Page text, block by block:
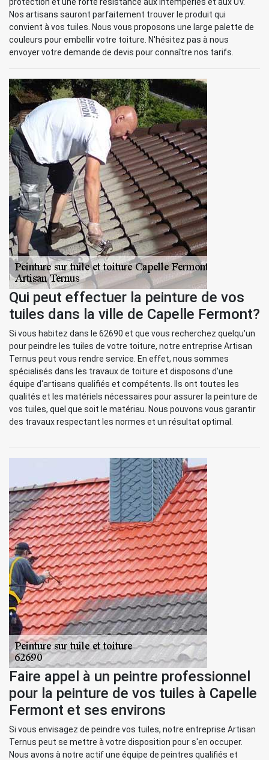
Nos artisans sauront parfaitement trouver le produit qui
convient à vos tuiles. Nous vous proposons une large palette de
couleurs pour embellir votre toiture. N'hésitez pas à nous
envoyer votre demande de devis pour connaître nos tarifs.
Qui peut effectuer la peinture de vos
tuiles dans la ville de Capelle Fermont?
Si vous habitez dans le 62690 et que vous recherchez quelqu'un
pour peindre les tuiles de votre toiture, notre entreprise Artisan
Ternus peut vous rendre service. En effet, nous sommes
spécialisés dans les travaux de toiture et disposons d'une
équipe d'artisans qualifiés et compétents. Ils ont toutes les
qualités et les matériels nécessaires pour assurer la peinture de
vos tuiles, quel que soit le matériau. Nous pouvons vous garantir
des travaux respectant les normes et un résultat optimal.
Faire appel à un peintre professionnel
pour la peinture de vos tuiles à Capelle
Fermont et ses environs
Si vous envisagez de peindre vos tuiles, notre entreprise Artisan
Ternus peut se mettre à votre disposition pour s'en occuper.
Nous avons à notre actif une équipe de peintres qualifiés et